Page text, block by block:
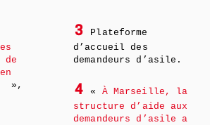
de
»,
3
Plateforme
d’accueil des
demandeurs d’asile.
4 « À Marseille, la
structure d’aide aux
demandeurs d’asile a